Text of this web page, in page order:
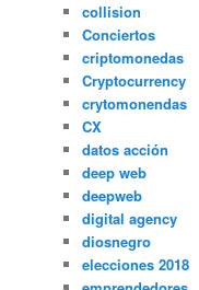
collision
Conciertos
criptomonedas
Cryptocurrency
crytomonendas
CX
datos acción
deep web
deepweb
digital agency
diosnegro
elecciones 2018